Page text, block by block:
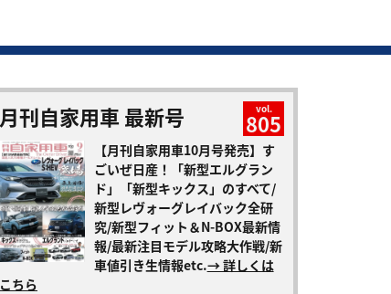
月刊自家用車 最新号 vol.
805
【月刊自家用車10月号発売】す
ごいぜ日産！「新型エルグラン
ド」「新型キックス」のすべて/
新型レヴォーグレイバック全研
究/新型フィット＆N-BOX最新情
報/最新注目モデル攻略大作戦/新
車値引き生情報etc.→ 詳しくは
こちら